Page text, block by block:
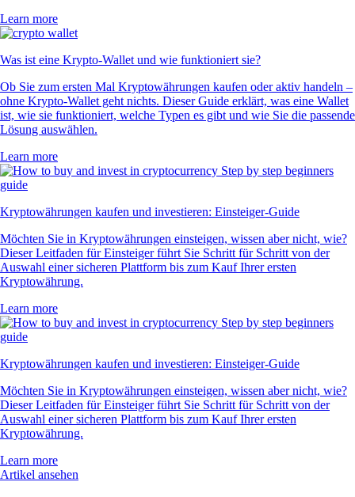
Learn more
Was ist eine Krypto-Wallet und wie funktioniert sie?
Ob Sie zum ersten Mal Kryptowährungen kaufen oder aktiv handeln –
ohne Krypto-Wallet geht nichts. Dieser Guide erklärt, was eine Wallet
ist, wie sie funktioniert, welche Typen es gibt und wie Sie die passende
Lösung auswählen.
Learn more
Kryptowährungen kaufen und investieren: Einsteiger-Guide
Möchten Sie in Kryptowährungen einsteigen, wissen aber nicht, wie?
Dieser Leitfaden für Einsteiger führt Sie Schritt für Schritt von der
Auswahl einer sicheren Plattform bis zum Kauf Ihrer ersten
Kryptowährung.
Learn more
Kryptowährungen kaufen und investieren: Einsteiger-Guide
Möchten Sie in Kryptowährungen einsteigen, wissen aber nicht, wie?
Dieser Leitfaden für Einsteiger führt Sie Schritt für Schritt von der
Auswahl einer sicheren Plattform bis zum Kauf Ihrer ersten
Kryptowährung.
Learn more
Artikel ansehen